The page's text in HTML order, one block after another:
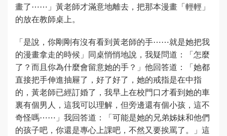
畫了⋯⋯」黃老師才滿意地離去，把那本漫畫「輕輕」
的放在教師桌上。
「是說，你剛剛有沒有看到黃老師的手⋯⋯就是她把我
的漫畫拿走的時候」同桌悄悄地說，我疑問道：「怎麼
了？而且你為什麼會留意她的手？」他回答道：「她都
直接把手伸進抽屜了，好了好了，她的戒指是在中指
的，黃老師已經訂婚了，我早上在校門口才看到她的車
裏有個男人，這我可以理解，但旁邊還有個小孩，這不
奇怪嗎⋯⋯」我回答道：「可能是她的兄弟姊妹和他們
的孩子吧，你還是專心上課吧，不然又要挨罵了。」這